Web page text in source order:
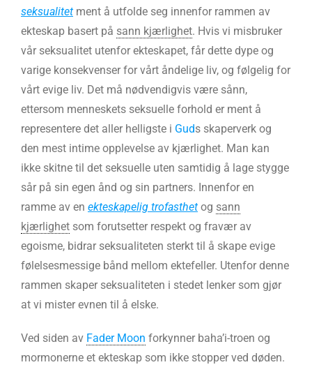
seksualitet ment å utfolde seg innenfor rammen av
ekteskap basert på sann kjærlighet. Hvis vi misbruker
vår seksualitet utenfor ekteskapet, får dette dype og
varige konsekvenser for vårt åndelige liv, og følgelig for
vårt evige liv. Det må nødvendigvis være sånn,
ettersom menneskets seksuelle forhold er ment å
representere det aller helligste i Guds skaperverk og
den mest intime opplevelse av kjærlighet. Man kan
ikke skitne til det seksuelle uten samtidig å lage stygge
sår på sin egen ånd og sin partners. Innenfor en
ramme av en ekteskapelig trofasthet og sann
kjærlighet som forutsetter respekt og fravær av
egoisme, bidrar seksualiteten sterkt til å skape evige
følelsesmessige bånd mellom ektefeller. Utenfor denne
rammen skaper seksualiteten i stedet lenker som gjør
at vi mister evnen til å elske.
Ved siden av Fader Moon forkynner baha’i-troen og
mormonerne et ekteskap som ikke stopper ved døden.